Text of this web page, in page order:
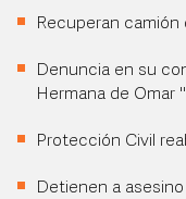
Recuperan camión
Denuncia en su
Hermana de Omar
Protección Civil
Detienen a